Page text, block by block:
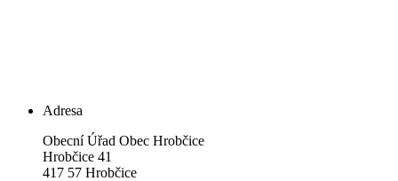
Adresa
Obecní Úřad Obec Hrobčice
Hrobčice 41
417 57 Hrobčice